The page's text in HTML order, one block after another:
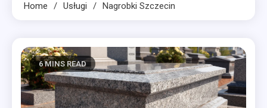
Home Usługi Nagrobki Szczecin
6 MINS READ